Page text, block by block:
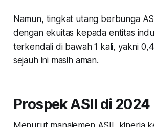
Namun, tingkat utang berbunga
dengan ekuitas kepada entitas
terkendali di bawah 1 kali, yakni
sejauh ini masih aman.
Prospek ASII di 2024